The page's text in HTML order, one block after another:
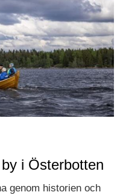
i Österbotten
genom historien och